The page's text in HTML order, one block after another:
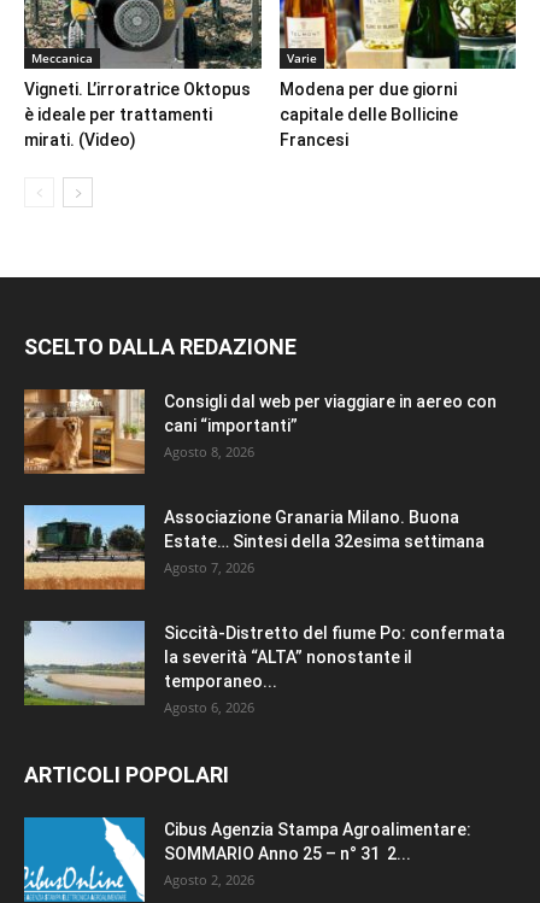
Meccanica
Vigneti. L’irroratrice Oktopus
è ideale per trattamenti
mirati. (Video)
Varie
Modena per due giorni
capitale delle Bollicine
Francesi
SCELTO DALLA REDAZIONE
Consigli dal web per viaggiare in aereo con
cani “importanti”
Agosto 8, 2026
Associazione Granaria Milano. Buona
Estate… Sintesi della 32esima settimana
Agosto 7, 2026
Siccità-Distretto del fiume Po: confermata
la severità “ALTA” nonostante il
temporaneo...
Agosto 6, 2026
ARTICOLI POPOLARI
Cibus Agenzia Stampa Agroalimentare:
SOMMARIO Anno 25 – n° 31 2...
Agosto 2, 2026